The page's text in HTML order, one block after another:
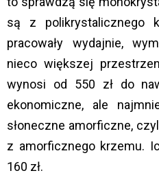
są z polikrystalicznego
pracowały wydajnie,
nieco większej
wynosi od 550 zł do
ekonomiczne, ale
słoneczne amorficzne,
z amorficznego krzemu.
160 zł.